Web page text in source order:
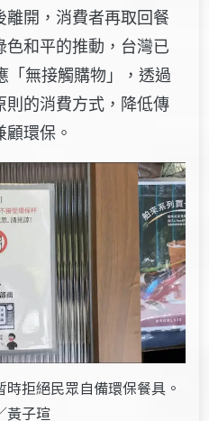
離開，消費者再取回餐
色和平的推動，台灣已
「無接觸購物」，透過
則的消費方式，降低傳
環保。
拒絕民眾自備環保餐具。
黃子瑄